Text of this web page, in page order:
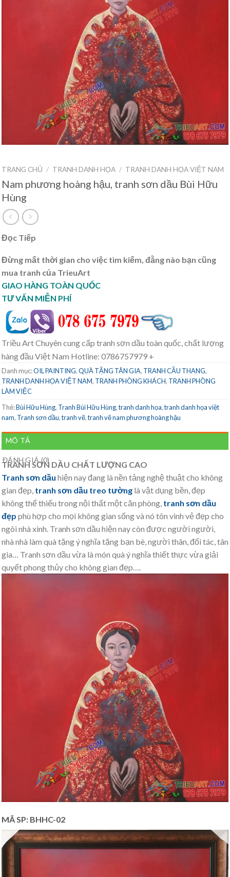
TRANG CHỦ / TRANH DANH HỌA / TRANH DANH HỌA VIỆT NAM
Nam phương hoàng hậu, tranh sơn dầu Bùi Hữu
Hùng
Đọc Tiếp
Đừng mất thời gian cho việc tìm kiếm, đằng nào bạn cũng
mua tranh của TrieuArt
GIAO HÀNG TOÀN QUỐC
TƯ VẤN MIỄN PHÍ
Triều Art Chuyên cung cấp tranh sơn dầu toàn quốc, chất lượng
hàng đầu Việt Nam Hotline: 0786757979 +
Danh mục:OIL PAINTING,QUÀ TẶNG TÂN GIA, TRANH CẦU THANG,
TRANH DANH HỌA VIỆT NAM, TRANH PHÒNG KHÁCH, TRANH PHÒNG
LÀM VIỆC
Thẻ:Bùi Hữu Hùng, Tranh Bùi Hữu Hùng,tranh danh họa,tranh danh họa việt
nam, Tranh sơn dầu,tranh vẽ,tranh vẽ nam phương hoàng hậu
MÔ TẢ
ĐÁNH GIÁ (0)
TRANH SƠN DẦU CHẤT LƯỢNG CAO
Tranh sơn dầu hiện nay đang là nền tảng nghệ thuật cho không
gian đẹp, tranh sơn dầu treo tường là vật dụng bền, đẹp
không thể thiếu trong nội thất một căn phòng, tranh sơn dầu
đẹp phù hợp cho mọi không gian sống và nó tôn vinh vẻ đẹp cho
ngôi nhà xinh. Tranh sơn dầu hiện nay còn được người người,
nhà nhà làm quà tặng ý nghĩa tặng bạn bè, người thân, đối tác, tân
gia… Tranh sơn dầu vừa là món quà ý nghĩa thiết thực vừa giải
quyết phong thủy cho không gian đẹp….
MÃ SP: BHHC-02